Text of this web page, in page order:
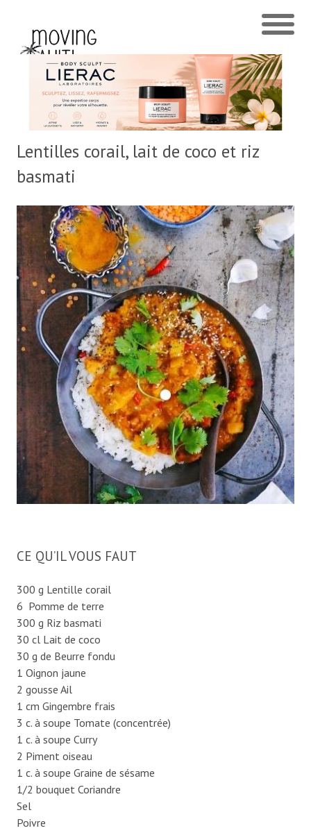
Lentilles corail, lait de coco et riz
basmati
CE QU’IL VOUS FAUT
300 g Lentille corail
6 Pomme de terre
300 g Riz basmati
30 cl Lait de coco
30 g de Beurre fondu
1 Oignon jaune
2 gousse Ail
1 cm Gingembre frais
3 c. à soupe Tomate (concentrée)
1 c. à soupe Curry
2 Piment oiseau
1 c. à soupe Graine de sésame
1/2 bouquet Coriandre
Sel
Poivre